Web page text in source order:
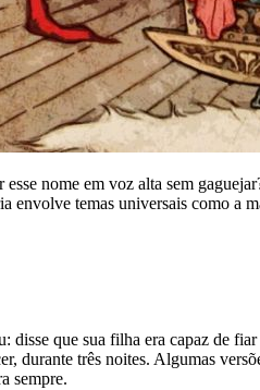
nome em voz alta sem
envolve temas universais como a
que sua filha era capaz de
durante três noites. Algumas
sempre.